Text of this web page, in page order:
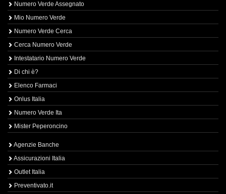
Numero Verde Assegnato
Mio Numero Verde
Numero Verde Cerca
Cerca Numero Verde
Intestatario Numero Verde
Di chi è?
Elenco Farmaci
Onlus Italia
Numero Verde Ita
Mister Peperoncino
Agenzie Banche
Assicurazioni Italia
Outlet Italia
Preventivato.it